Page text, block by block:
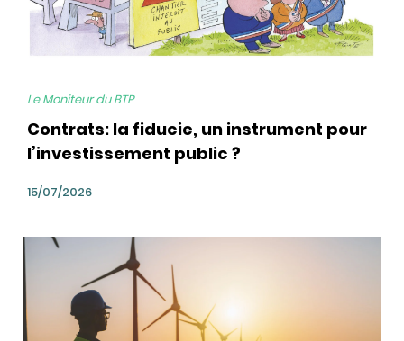
Le Moniteur du BTP
Contrats: la fiducie, un instrument pour
l’investissement public ?
15/07/2026
bg